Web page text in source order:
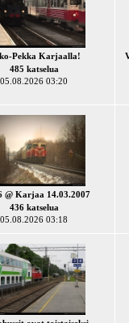
Pekka Karjaalla!
485 katselua
05.08.2026 03:20
@ Karjaa 14.03.2007
436 katselua
05.08.2026 03:18